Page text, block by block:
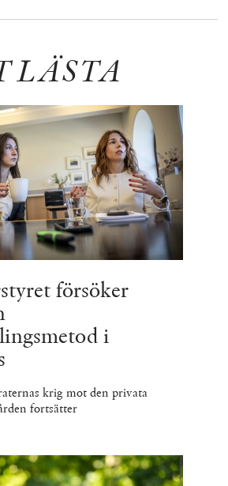
LÄSTA
försöker
i
krig mot den privata
fortsätter